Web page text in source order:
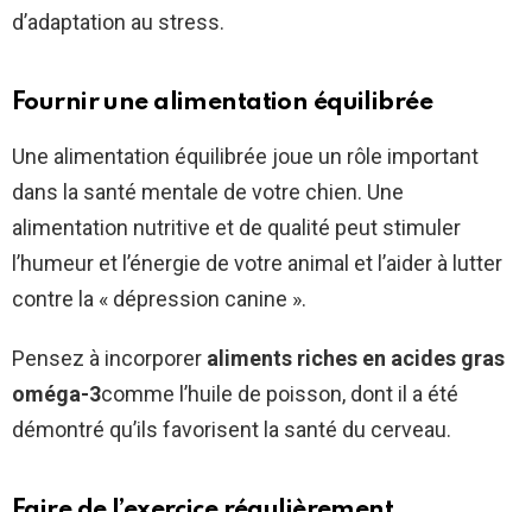
d’adaptation au stress.
Fournir une alimentation équilibrée
Une alimentation équilibrée joue un rôle important
dans la santé mentale de votre chien. Une
alimentation nutritive et de qualité peut stimuler
l’humeur et l’énergie de votre animal et l’aider à lutter
contre la « dépression canine ».
Pensez à incorporer aliments riches en acides gras
oméga-3comme l’huile de poisson, dont il a été
démontré qu’ils favorisent la santé du cerveau.